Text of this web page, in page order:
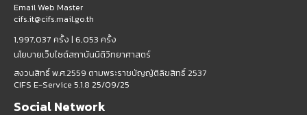
Email Web Master
cifs.it@cifs.mail.go.th
1,997,037 ครั้ง | 6,053 ครั้ง
นโยบายเว็บไซต์สถาบันนิติวิทยาศาสตร์
สงวนสิทธิ์ พ.ศ.2559 ตามพระราชบัญญัติลิขสิทธิ์ 2537
CIFS E-Service 5.1.8 25/09/25
Social Network